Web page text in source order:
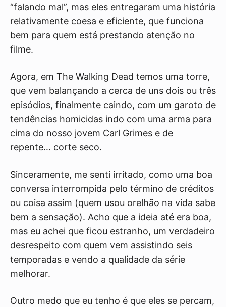
“falando mal”, mas eles entregaram uma história
relativamente coesa e eficiente, que funciona
bem para quem está prestando atenção no
filme.
Agora, em The Walking Dead temos uma torre,
que vem balançando a cerca de uns dois ou três
episódios, finalmente caindo, com um garoto de
tendências homicidas indo com uma arma para
cima do nosso jovem Carl Grimes e de
repente… corte seco.
Sinceramente, me senti irritado, como uma boa
conversa interrompida pelo término de créditos
ou coisa assim (quem usou orelhão na vida sabe
bem a sensação). Acho que a ideia até era boa,
mas eu achei que ficou estranho, um verdadeiro
desrespeito com quem vem assistindo seis
temporadas e vendo a qualidade da série
melhorar.
Outro medo que eu tenho é que eles se percam,